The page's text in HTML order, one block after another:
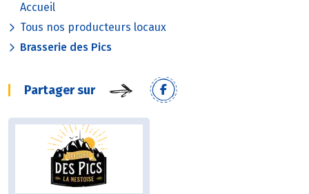
Accueil
Tous nos producteurs locaux
Brasserie des Pics
Partager sur